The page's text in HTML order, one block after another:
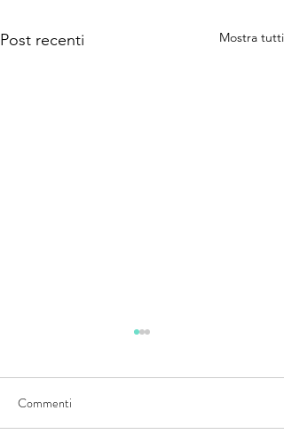
Post recenti Mostra tutti
Commenti